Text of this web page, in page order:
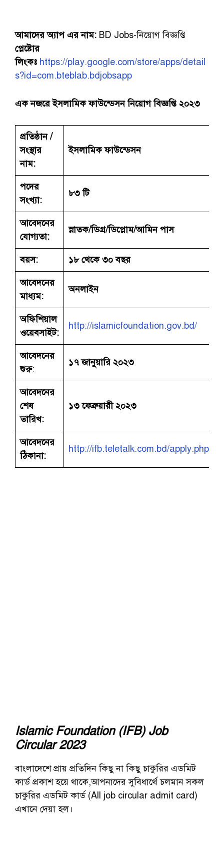
আমাদের অ্যাপ এর নাম: BD Jobs-নিয়োগ বিজ্ঞপ্তি
প্লেষ্টোর
লিংকঃ https://play.google.com/store/apps/detail
s?id=com.bteblab.bdjobsapp
এক নজরে ইসলামিক ফাউন্ডেসন নিয়োগ বিজ্ঞপ্তি ২০২৩
প্রতিষ্ঠান /
সংস্থার
নাম:
ইসলামিক ফাউন্ডেসন
পদের
সংখ্যা:
৮৩ টি
আবেদনের
যোগ্যতা:
স্নাতক/ডিগ্র/ডিপ্লোম/আমিন পাস
বয়স: ১৮ থেকে ৩০ বছর
আবেদনের
মাধ্যম:
অনলাইন
অফিশিয়াল
ওয়েবসাইট:
http://islamicfoundation.gov.bd/
আবেদনের
শুরু:
১৭ জানুয়ারি ২০২৩
আবেদনের
শেষ
তারিখ:
১৩ ‍ফেব্রুয়ারী ২০২৩
আবেদনের
ঠিকানা:
http://ifb.teletalk.com.bd/apply.php
Islamic Foundation (IFB) Job
Circular 2023
বাংলাদেশে প্রায় প্রতিদিন কিছু না কিছু চাকুরির এডমিট
কার্ড প্রকাশ হয়ে থাকে,আপনাদের সুবিধার্থে চলমান সকল
চাকুরির এডমিট কার্ড (All job circular admit card)
এখানে দেয়া হল।